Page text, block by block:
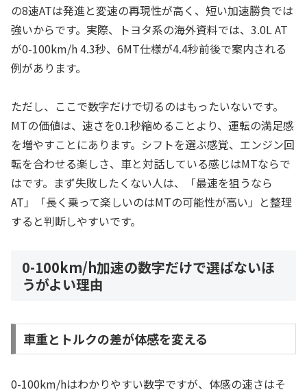
の8速ATは発進と変速の再現性が高く、短い加速勝負では
強いからです。実際、トヨタ系の海外資料では、3.0L AT
が0-100km/h 4.3秒、6MT仕様が4.4秒前後で案内される
例があります。
ただし、ここで数字だけで切るのはもったいないです。
MTの価値は、速さを0.1秒縮めることより、運転の満足感
を増やすことにあります。シフトを選ぶ感覚、エンジン回
転を合わせる楽しさ、車と対話している感じはMTならで
はです。まず失敗したくない人は、「最速を狙うなら
AT」「長く乗って楽しいのはMTの可能性が高い」と整理
すると判断しやすいです。
0-100km/h加速の数字だけで選ばないほ
うがよい理由
車重とトルクの差が体感を変える
0-100km/hはわかりやすい数字ですが、体感の速さはそ